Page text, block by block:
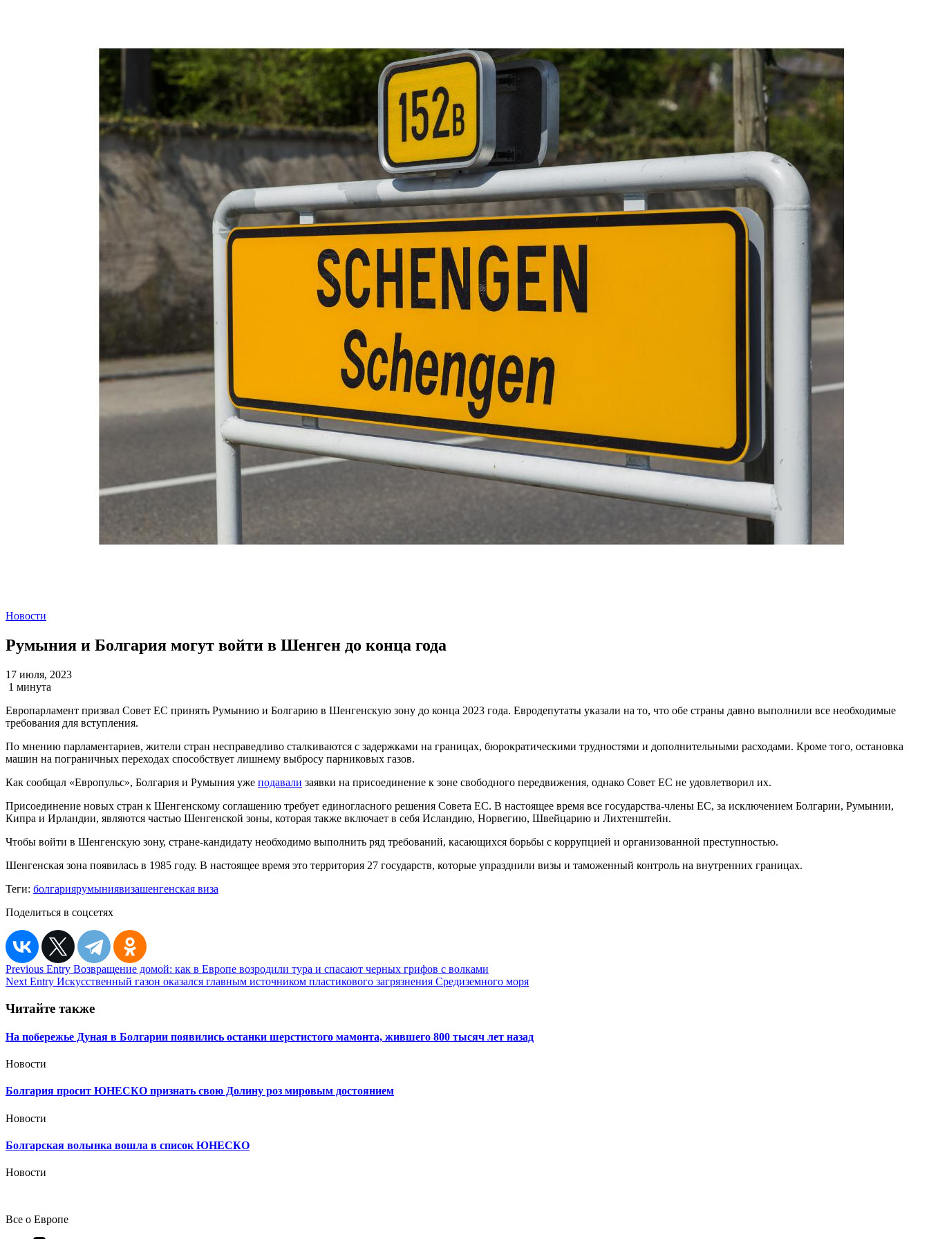
Новости
Румыния и Болгария могут войти в Шенген до конца года
17 июля, 2023
1 минута
Европарламент призвал Совет ЕС принять Румынию и Болгарию в Шенгенскую зону до конца 2023 года. Евродепутаты указали на то, что обе страны давно выполнили все необходимые
требования для вступления.
По мнению парламентариев, жители стран несправедливо сталкиваются с задержками на границах, бюрократическими трудностями и дополнительными расходами. Кроме того, остановка
машин на пограничных переходах способствует лишнему выбросу парниковых газов.
Как сообщал «Европульс», Болгария и Румыния уже подавали заявки на присоединение к зоне свободного передвижения, однако Совет ЕС не удовлетворил их.
Присоединение новых стран к Шенгенскому соглашению требует единогласного решения Совета ЕС. В настоящее время все государства-члены ЕС, за исключением Болгарии, Румынии,
Кипра и Ирландии, являются частью Шенгенской зоны, которая также включает в себя Исландию, Норвегию, Швейцарию и Лихтенштейн.
Чтобы войти в Шенгенскую зону, стране-кандидату необходимо выполнить ряд требований, касающихся борьбы с коррупцией и организованной преступностью.
Шенгенская зона появилась в 1985 году. В настоящее время это территория 27 государств, которые упразднили визы и таможенный контроль на внутренних границах.
Теги: болгариярумыниявизашенгенская виза
Поделиться в соцсетях
Навигация
по
записям
Previous Entry Возвращение домой: как в Европе возродили тура и спасают черных грифов с волками
Next Entry Искусственный газон оказался главным источником пластикового загрязнения Средиземного моря
Читайте также
На побережье Дуная в Болгарии появились останки шерстистого мамонта, жившего 800 тысяч лет назад
Новости
Болгария просит ЮНЕСКО признать свою Долину роз мировым достоянием
Новости
Болгарская волынка вошла в список ЮНЕСКО
Новости
Все о Европе